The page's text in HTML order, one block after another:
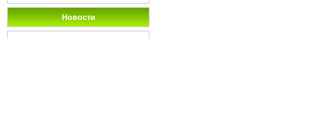
Новости